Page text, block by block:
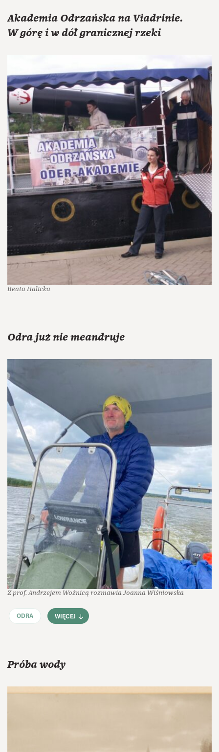
Akademia Odrzańska na Viadrinie.
W górę i w dół granicznej rzeki
Beata Halicka
Odra już nie meandruje
Z prof. Andrzejem Woźnicą rozmawia Joanna Wiśniowska
ODRA WIĘCEJ
Próba wody